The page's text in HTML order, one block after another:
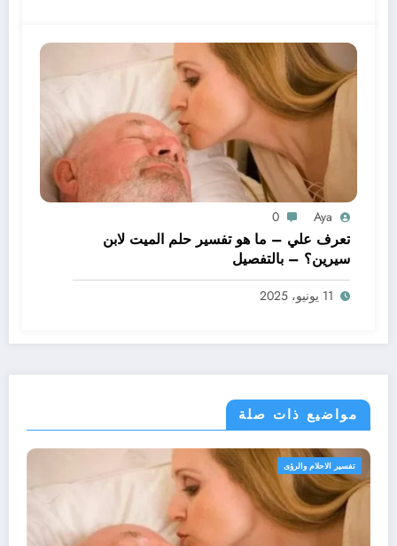
Aya
0
تعرف علي – ما هو تفسير حلم الميت لابن
سيرين؟ – بالتفصيل
11 يونيو، 2025
مواضيع ذات صلة